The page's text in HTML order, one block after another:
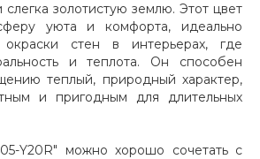
слегка золотистую землю. Этот цвет
уюта и комфорта, идеально
стен в интерьерах, где
и теплота. Он способен
теплый, природный характер,
и пригодным для длительных
Y20R" можно хорошо сочетать с